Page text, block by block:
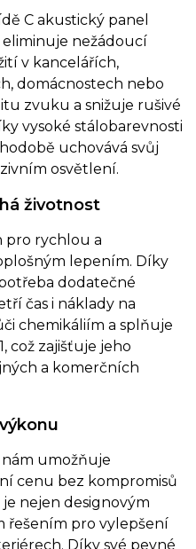
C akustický panel
nežádoucí
v kancelářích,
domácnostech nebo
zvuku a snižuje rušivé
vysoké stálobarevnosti
uchovává svůj
osvětlení.
životnost
pro rychlou a
lepením. Díky
dodatečné
čas i náklady na
chemikáliím a splňuje
což zajišťuje jeho
a komerčních
nám umožňuje
cenu bez kompromisů
nejen designovým
řešením pro vylepšení
Díky své pevné